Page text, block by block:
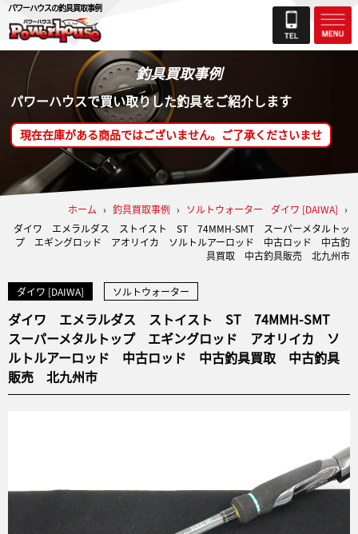
パワーハウスの釣具買取事例
釣具買取事例
パワーハウスで買い取りした釣具をご紹介します
現在在庫がある商品ではございません。ご了承くださいませ
ホーム › 釣具買取事例 › ソルトウォーター ダイワ [DAIWA] ›
ダイワ エメラルダス ストイスト ST 74MMH-SMT スーパーメタルトッ
プ エギングロッド アオリイカ ソルトルアーロッド 中古ロッド 中古釣
具買取 中古釣具販売 北九州市
ダイワ [DAIWA] ソルトウォーター
ダイワ エメラルダス ストイスト ST 74MMH-SMT
スーパーメタルトップ エギングロッド アオリイカ ソ
ルトルアーロッド 中古ロッド 中古釣具買取 中古釣具
販売 北九州市